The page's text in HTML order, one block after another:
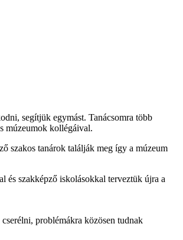
segítjük egymást. Tanácsomra több
múzeumok kollégáival.
szakos tanárok találják meg így a múzeum
és szakképző iskolásokkal terveztük újra a
problémákra közösen tudnak